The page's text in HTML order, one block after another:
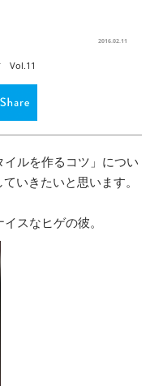
2016.02.11
Vol.11
ルを作るコツ」につい
いきたいと思います。
スなヒゲの彼。